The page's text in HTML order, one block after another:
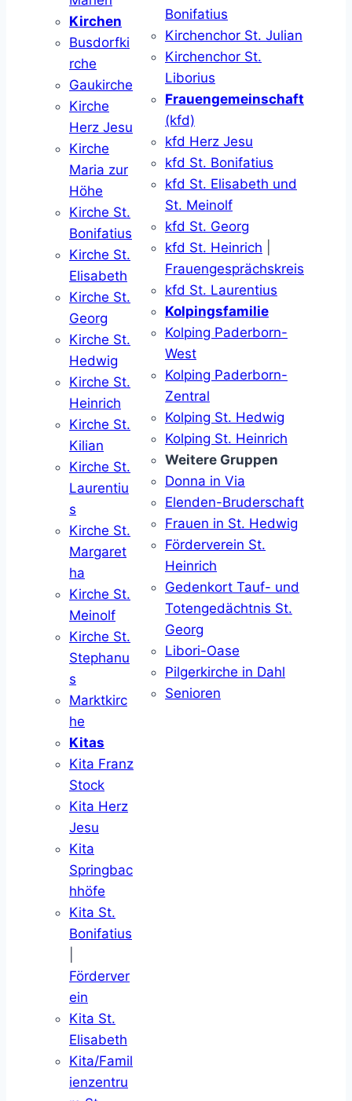
Kirchen
Busdorfki
rche
Gaukirche
Kirche
Herz Jesu
Kirche
Maria zur
Höhe
Kirche St.
Bonifatius
Kirche St.
Elisabeth
Kirche St.
Georg
Kirche St.
Hedwig
Kirche St.
Heinrich
Kirche St.
Kilian
Kirche St.
Laurentiu
s
Kirche St.
Margaret
ha
Kirche St.
Meinolf
Kirche St.
Stephanu
s
Marktkirc
he
Kitas
Kita Franz
Stock
Kita Herz
Jesu
Kita
Springbac
hhöfe
Kita St.
Bonifatius
Förderver
ein
Kita St.
Elisabeth
Kita/Famil
ienzentru
Bonifatius
Kirchenchor St. Julian
Kirchenchor St.
Liborius
Frauengemeinschaft
(kfd)
kfd Herz Jesu
kfd St. Bonifatius
kfd St. Elisabeth und
St. Meinolf
kfd St. Georg
kfd St. Heinrich
Frauengesprächskreis
kfd St. Laurentius
Kolpingsfamilie
Kolping Paderborn-
West
Kolping Paderborn-
Zentral
Kolping St. Hedwig
Kolping St. Heinrich
Weitere Gruppen
Donna in Via
Elenden-Bruderschaft
Frauen in St. Hedwig
Förderverein St.
Heinrich
Gedenkort Tauf- und
Totengedächtnis St.
Georg
Libori-Oase
Pilgerkirche in Dahl
Senioren